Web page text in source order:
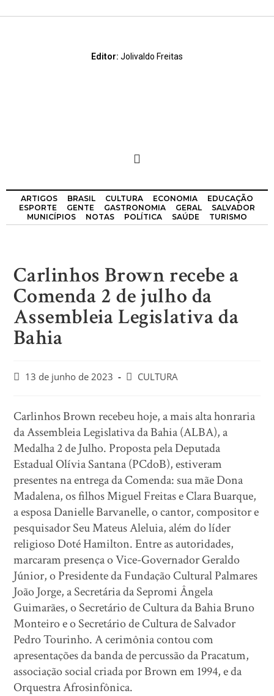
Editor: Jolivaldo Freitas
ARTIGOS BRASIL CULTURA ECONOMIA
EDUCAÇÃO
ESPORTE
GENTE GASTRONOMIA GERAL
SALVADOR
MUNICÍPIOS
NOTAS POLÍTICA SAÚDE TURISMO
Carlinhos Brown recebe a
Comenda 2 de julho da
Assembleia Legislativa da
Bahia
13 de junho de 2023 CULTURA
Carlinhos Brown recebeu hoje, a mais alta honraria
da Assembleia Legislativa da Bahia (ALBA), a
Medalha 2 de Julho. Proposta pela Deputada
Estadual Olívia Santana (PCdoB), estiveram
presentes na entrega da Comenda: sua mãe Dona
Madalena, os filhos Miguel Freitas e Clara Buarque,
a esposa Danielle Barvanelle, o cantor, compositor e
pesquisador Seu Mateus Aleluia, além do líder
religioso Doté Hamilton. Entre as autoridades,
marcaram presença o Vice-Governador Geraldo
Júnior, o Presidente da Fundação Cultural Palmares
João Jorge, a Secretária da Sepromi Ângela
Guimarães, o Secretário de Cultura da Bahia Bruno
Monteiro e o Secretário de Cultura de Salvador
Pedro Tourinho. A cerimônia contou com
apresentações da banda de percussão da Pracatum,
associação social criada por Brown em 1994, e da
Orquestra Afrosinfônica.